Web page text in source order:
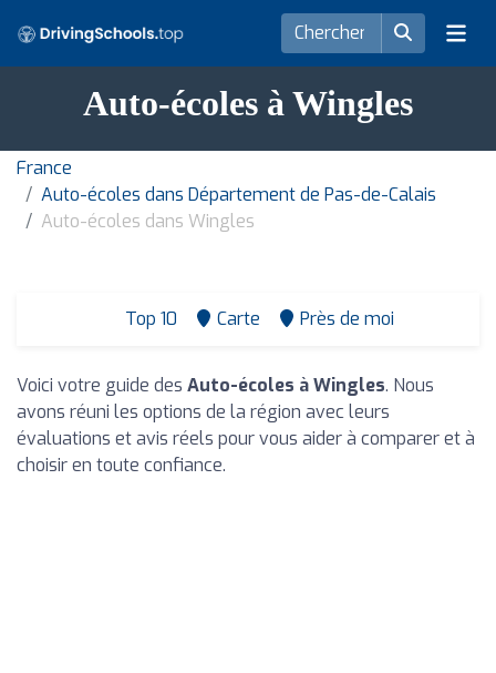
Auto-écoles à Wingles
France
Auto-écoles dans Département de Pas-de-Calais
Auto-écoles dans Wingles
Top 10 Carte Près de moi
Voici votre guide des Auto-écoles à Wingles. Nous
avons réuni les options de la région avec leurs
évaluations et avis réels pour vous aider à comparer et à
choisir en toute confiance.